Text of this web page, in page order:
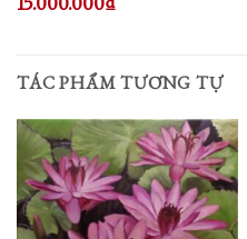
TÁC PHẨM TƯƠNG TỰ